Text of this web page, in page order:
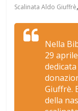
Scalinata Aldo Giuffrè
Nella
29
Giuffrè.
della